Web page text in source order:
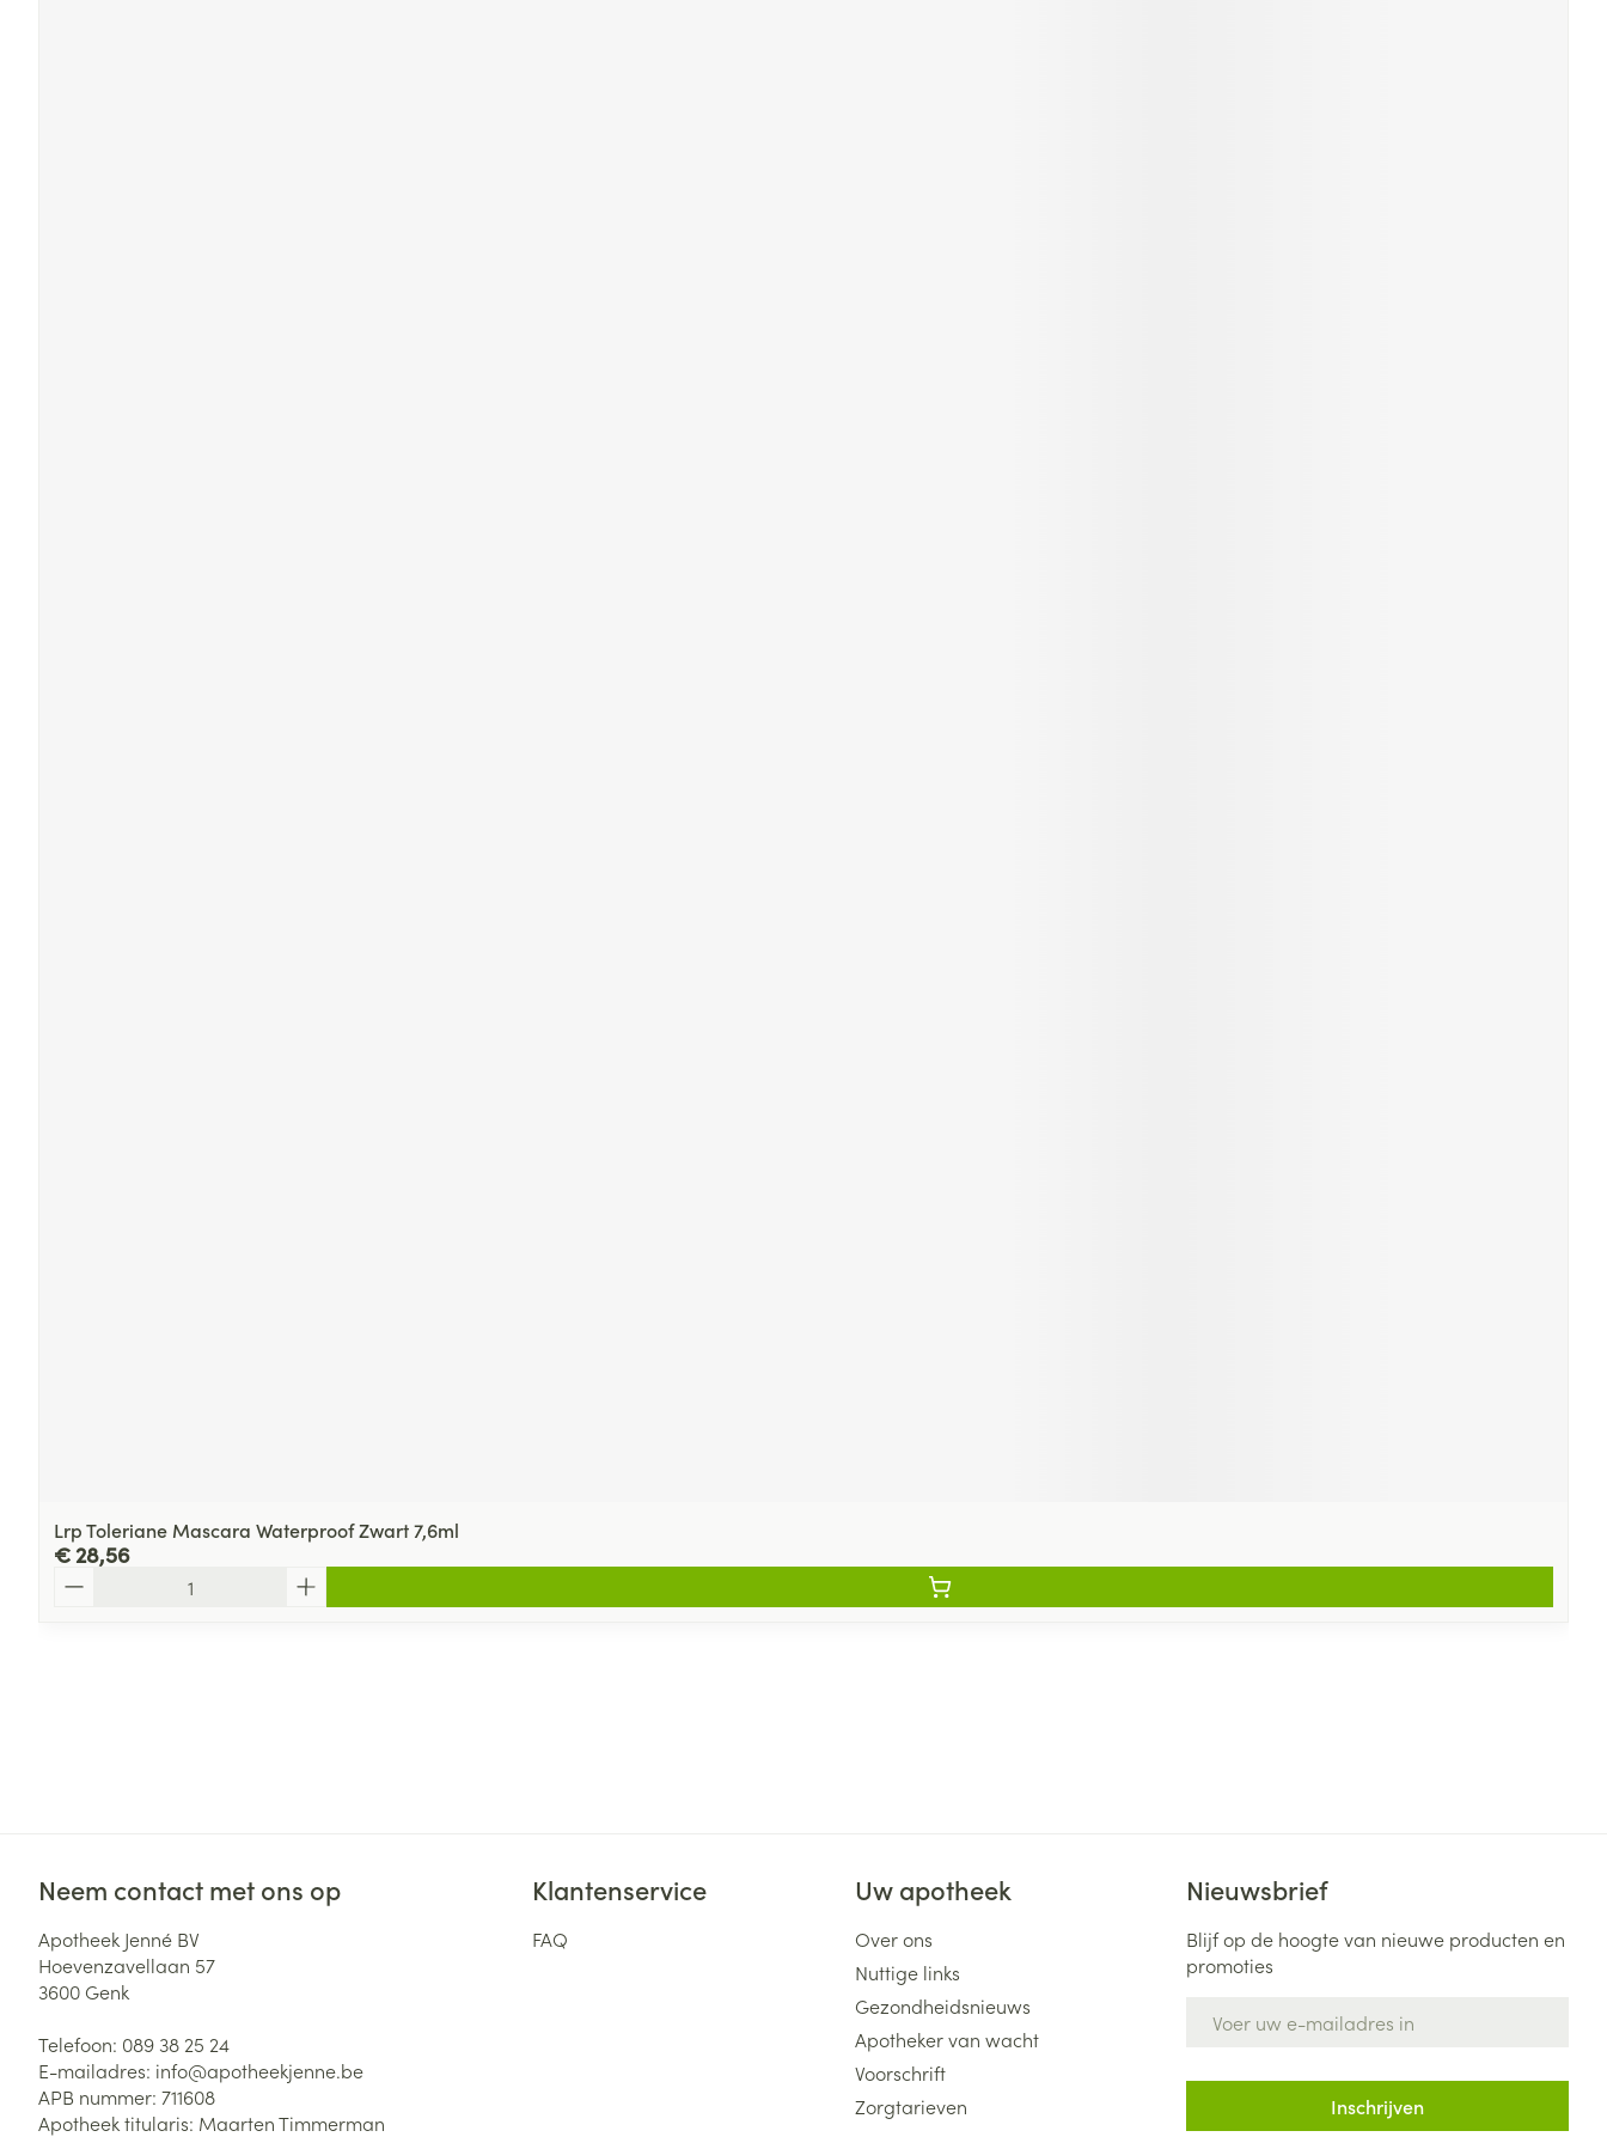
Lrp Toleriane Mascara Waterproof Zwart 7,6ml
€ 28,56
Neem contact met ons op
Apotheek Jenné BV
Hoevenzavellaan 57
3600 Genk
Telefoon: 089 38 25 24
E-mailadres: info@apotheekjenne.be
APB nummer: 711608
Apotheek titularis: Maarten Timmerman
Klantenservice
FAQ
Uw apotheek
Over ons
Nuttige links
Gezondheidsnieuws
Apotheker van wacht
Voorschrift
Zorgtarieven
Nieuwsbrief
Blijf op de hoogte van nieuwe producten en
promoties
Inschrijven